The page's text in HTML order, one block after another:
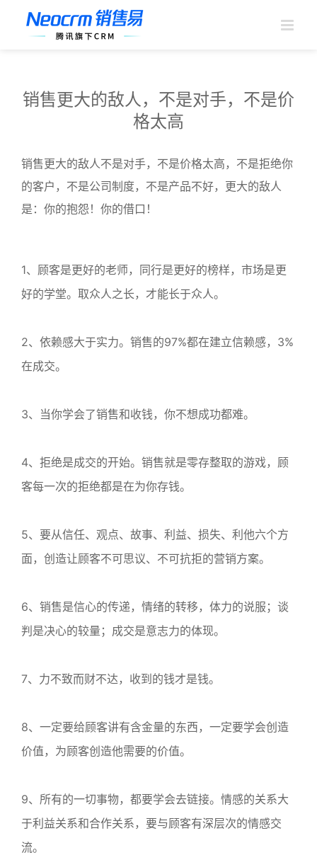
销售更大的敌人，不是对手，不是价
格太高
销售更大的敌人不是对手，不是价格太高，不是拒绝你
的客户，不是公司制度，不是产品不好，更大的敌人
是：你的抱怨！你的借口！
1、顾客是更好的老师，同行是更好的榜样，市场是更
好的学堂。取众人之长，才能长于众人。
2、依赖感大于实力。销售的97%都在建立信赖感，3%
在成交。
3、当你学会了销售和收钱，你不想成功都难。
4、拒绝是成交的开始。销售就是零存整取的游戏，顾
客每一次的拒绝都是在为你存钱。
5、要从信任、观点、故事、利益、损失、利他六个方
面，创造让顾客不可思议、不可抗拒的营销方案。
6、销售是信心的传递，情绪的转移，体力的说服；谈
判是决心的较量；成交是意志力的体现。
7、力不致而财不达，收到的钱才是钱。
8、一定要给顾客讲有含金量的东西，一定要学会创造
价值，为顾客创造他需要的价值。
9、所有的一切事物，都要学会去链接。情感的关系大
于利益关系和合作关系，要与顾客有深层次的情感交
流。